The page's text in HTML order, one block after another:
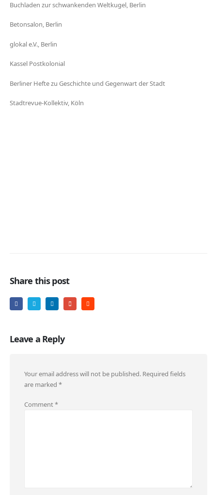
Buchladen zur schwankenden Weltkugel, Berlin
Betonsalon, Berlin
glokal e.V., Berlin
Kassel Postkolonial
Berliner Hefte zu Geschichte und Gegenwart der Stadt
Stadtrevue-Kollektiv, Köln
Share this post
Leave a Reply
Your email address will not be published. Required fields
are marked *
Comment*